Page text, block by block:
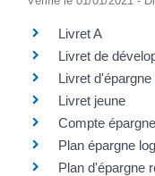
Livret A
Livret de
Livret
Livret jeune
Compte
Plan épargne
Plan d'épargne